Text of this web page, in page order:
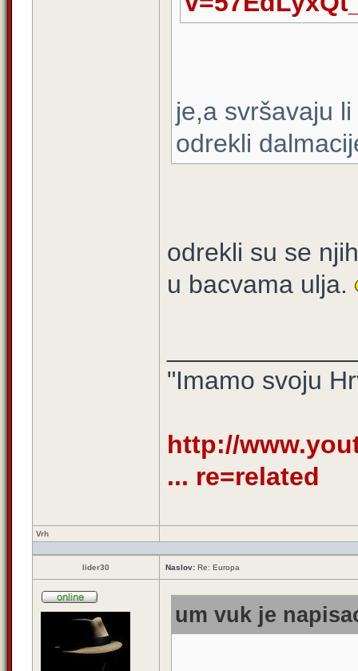
je,a svršavaju
odrekli
odrekli su se
u bacvama ulja.
"Imamo svoju
http://
... re=related
Vrh
lider30 Naslov: Re: Europa
um vuk je